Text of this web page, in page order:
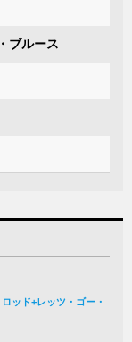
ブルース
ッド+レッツ・ゴー・